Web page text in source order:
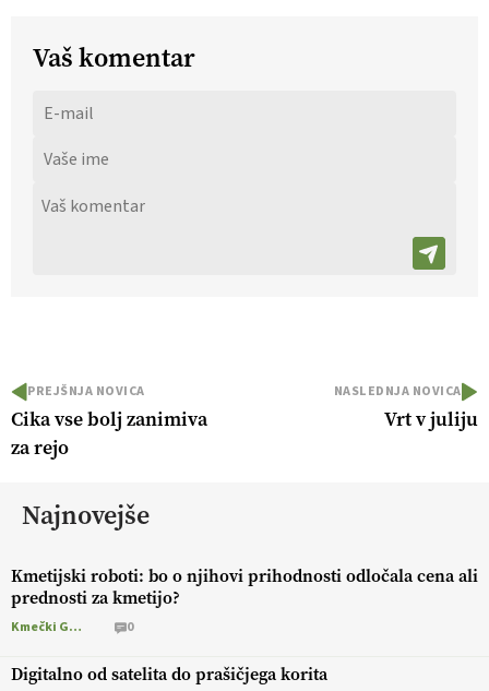
Vaš komentar
PREJŠNJA NOVICA
Cika vse bolj zanimiva
za rejo
NASLEDNJA NOVICA
Vrt v juliju
Najnovejše
Kmetijski roboti: bo o njihovi prihodnosti odločala cena ali
prednosti za kmetijo?
Kmečki Glas 0
Digitalno od satelita do prašičjega korita